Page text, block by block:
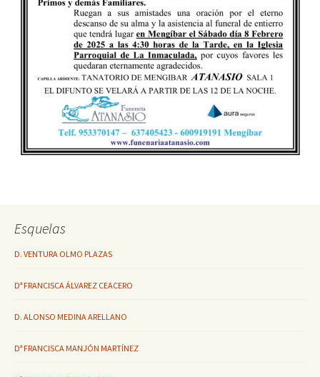
Esquelas
D. VENTURA OLMO PLAZAS
Dª FRANCISCA ÁLVAREZ CEACERO
D. ALONSO MEDINA ARELLANO
Dª FRANCISCA MANJÓN MARTÍNEZ